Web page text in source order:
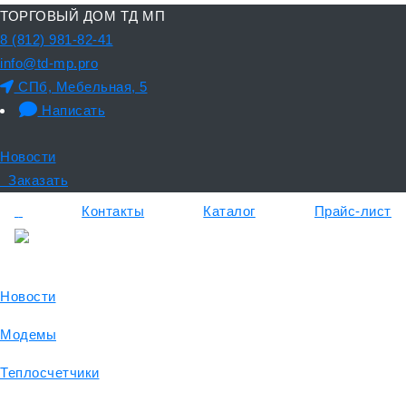
ТОРГОВЫЙ ДОМ ТД МП
8 (812) 981-82-41
info@td-mp.pro
СПб, Мебельная, 5
Написать
Новости
Заказать
Контакты
Каталог Прайс-лист
Новости
Модемы
Теплосчетчики